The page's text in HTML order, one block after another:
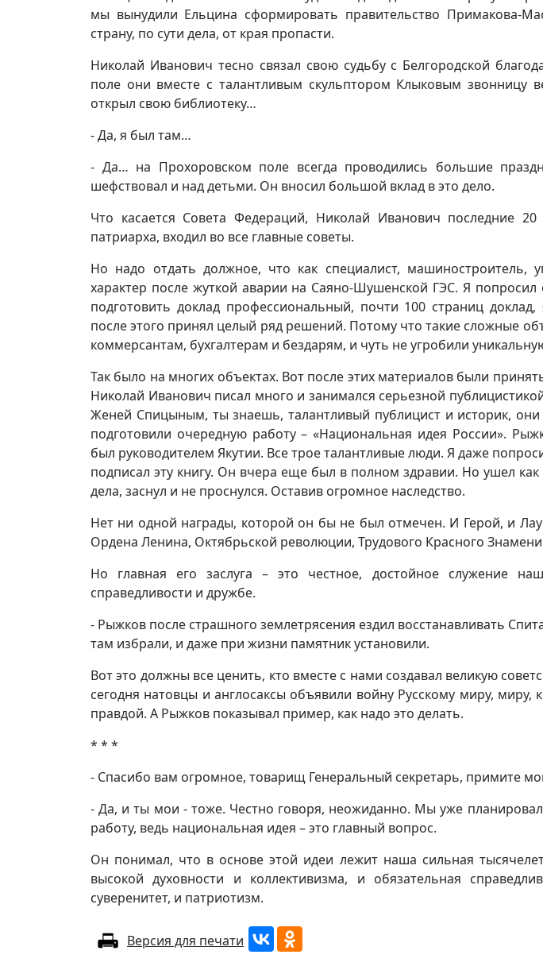
мы вынудили Ельцина сформировать правительство Примакова-
страну, по сути дела, от края пропасти.
Николай Иванович тесно связал свою судьбу с Белгородской
поле они вместе с талантливым скульптором Клыковым звонницу
открыл свою библиотеку…
- Да, я был там…
- Да… на Прохоровском поле всегда проводились большие
шефствовал и над детьми. Он вносил большой вклад в это дело.
Что касается Совета Федераций, Николай Иванович последние
патриарха, входил во все главные советы.
Но надо отдать должное, что как специалист, машиностроитель,
характер после жуткой аварии на Саяно-Шушенской ГЭС. Я
подготовить доклад профессиональный, почти 100 страниц
после этого принял целый ряд решений. Потому что такие сложные
коммерсантам, бухгалтерам и бездарям, и чуть не угробили
Так было на многих объектах. Вот после этих материалов были
Николай Иванович писал много и занимался серьезной
Женей Спицыным, ты знаешь, талантливый публицист и историк,
подготовили очередную работу – «Национальная идея России».
был руководителем Якутии. Все трое талантливые люди. Я даже
подписал эту книгу. Он вчера еще был в полном здравии. Но ушел
дела, заснул и не проснулся. Оставив огромное наследство.
Нет ни одной награды, которой он бы не был отмечен. И Герой, и
Ордена Ленина, Октябрьской революции, Трудового Красного
Но главная его заслуга – это честное, достойное служение
справедливости и дружбе.
- Рыжков после страшного землетрясения ездил восстанавливать
там избрали, и даже при жизни памятник установили.
Вот это должны все ценить, кто вместе с нами создавал великую
сегодня натовцы и англосаксы объявили войну Русскому миру,
правдой. А Рыжков показывал пример, как надо это делать.
* * *
- Спасибо вам огромное, товарищ Генеральный секретарь, примите
- Да, и ты мои - тоже. Честно говоря, неожиданно. Мы уже
работу, ведь национальная идея – это главный вопрос.
Он понимал, что в основе этой идеи лежит наша сильная
высокой духовности и коллективизма, и обязательная
суверенитет, и патриотизм.
Версия для печати